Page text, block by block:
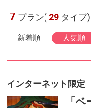
7 プラン( 29 タイプ
新着順 人気順
インターネット限定
「